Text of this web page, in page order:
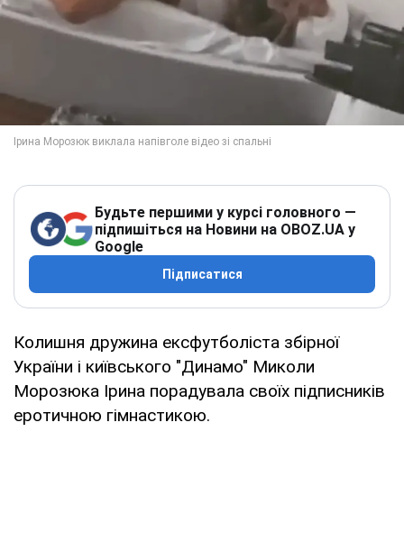
Будьте першими у курсі головного —
підпишіться на Новини на OBOZ.UA у
Google
Підписатися
Колишня дружина ексфутболіста збірної
України і київського "Динамо" Миколи
Морозюка Ірина порадувала своїх пiдписників
еротичною гімнастикою.